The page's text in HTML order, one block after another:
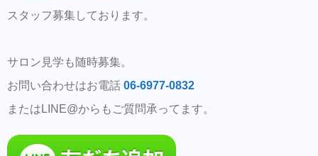
スタッフ募集しております。
サロン見学も随時募集。
お問い合わせはお電話 06-6977-0832
またはLINE@からもご質問承ってます。